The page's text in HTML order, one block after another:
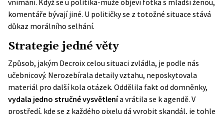
vnímání. Když se u politika-muže objeví fotka s mladší ženou,
komentáře bývají jiné. U političky se z totožné situace stává
důkaz morálního selhání.
Strategie jedné věty
Způsob, jakým Decroix celou situaci zvládla, je podle nás
učebnicový. Nerozebírala detaily vztahu, neposkytovala
materiál pro další kola otázek. Oddělila fakt od domněnky,
vydala jedno stručné vysvětlenía vrátila se k agendě. V
prostředí, kde se z každého pixelu dá vyrobit skandál, je tohle